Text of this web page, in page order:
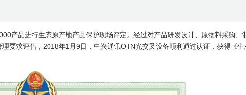
产品进行生态原产地产品保护现场评定。经过对产品研发设计、原物料采购、
要求评估，2018年1月9日，中兴通讯OTN光交叉设备顺利通过认证，获得《生